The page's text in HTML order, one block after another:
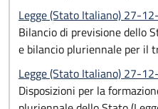
Legge (Stato Italiano) 27-
Bilancio di previsione dello
e bilancio pluriennale per il
Legge (Stato Italiano) 27-
Disposizioni per la